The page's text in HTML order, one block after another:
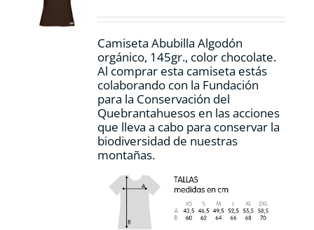
en
página
de
producto
Camiseta Abubilla Algodón
orgánico, 145gr., color chocolate.
Al comprar esta camiseta estás
colaborando con la Fundación
para la Conservación del
Quebrantahuesos en las acciones
que lleva a cabo para conservar la
biodiversidad de nuestras
montañas.